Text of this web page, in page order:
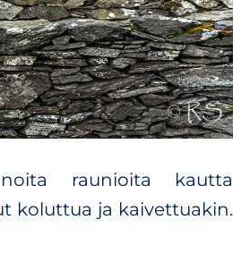
raunioita kautta
koluttua ja kaivettuakin.